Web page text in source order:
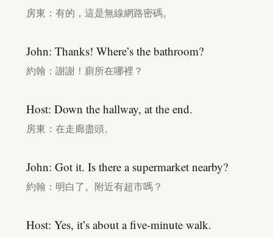
房東：有的，這是無線網路密碼。
John: Thanks! Where’s the bathroom?
約翰：謝謝！廁所在哪裡？
Host: Down the hallway, at the end.
房東：在走廊盡頭。
John: Got it. Is there a supermarket nearby?
約翰：明白了。附近有超市嗎？
Host: Yes, it’s about a five-minute walk.